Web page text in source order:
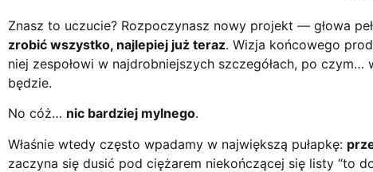
Znasz to uczucie? Rozpoczynasz nowy projekt — głowa
zrobić wszystko, najlepiej już teraz. Wizja końcowego
niej zespołowi w najdrobniejszych szczegółach, po
będzie.
No cóż… nic bardziej mylnego.
Właśnie wtedy często wpadamy w największą pułapkę:
zaczyna się dusić pod ciężarem niekończącej się listy “to